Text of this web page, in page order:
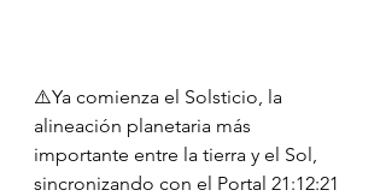
⚠️Ya comienza el Solsticio, la
alineación planetaria más
importante entre la tierra y el Sol,
sincronizando con el Portal 21:12:21